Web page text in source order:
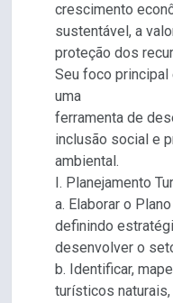
crescimento
sustentável, a
proteção dos
Seu foco
uma
ferramenta de
inclusão social e
ambiental.
I. Planejamento
a. Elaborar o
definindo
desenvolver o
b. Identificar,
turísticos